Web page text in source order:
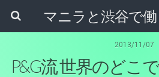
2013/11/07
P&G流 世界のどこ